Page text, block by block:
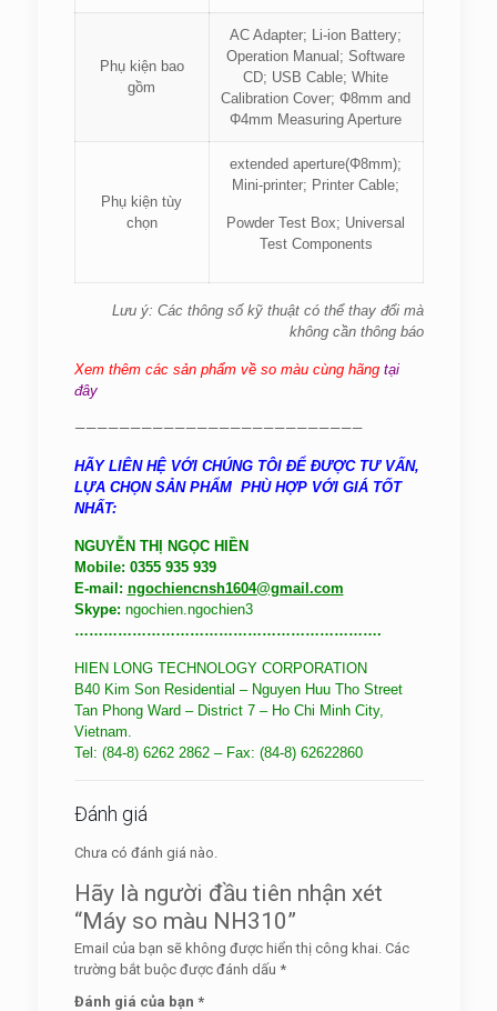
Phụ kiện bao
gồm
AC Adapter; Li-ion Battery;
Operation Manual; Software
CD; USB Cable; White
Calibration Cover; Φ8mm and
Φ4mm Measuring Aperture
Phụ kiện tùy
chọn
extended aperture(Φ8mm);
Mini-printer; Printer Cable;
Powder Test Box; Universal
Test Components
Lưu ý: Các thông số kỹ thuật có thể thay đổi mà
không cần thông báo
Xem thêm các sản phẩm về so màu cùng hãngtại
đây
——————————————————————————
HÃY LIÊN HỆ VỚI CHÚNG TÔI ĐỂ ĐƯỢC TƯ VẤN,
LỰA CHỌN SẢN PHẨM PHÙ HỢP VỚI GIÁ TỐT
NHẤT:
NGUYỄN THỊ NGỌC HIỀN
Mobile: 0355 935 939
E-mail: ngochiencnsh1604@gmail.com
Skype: ngochien.ngochien3
……………………………………………………….
HIEN LONG TECHNOLOGY CORPORATION
B40 Kim Son Residential – Nguyen Huu Tho Street
Tan Phong Ward – District 7 – Ho Chi Minh City,
Vietnam.
Tel: (84-8) 6262 2862 – Fax: (84-8) 62622860
Đánh giá
Chưa có đánh giá nào.
Hãy là người đầu tiên nhận xét
“Máy so màu NH310”
Email của bạn sẽ không được hiển thị công khai. Các
trường bắt buộc được đánh dấu *
Đánh giá của bạn *